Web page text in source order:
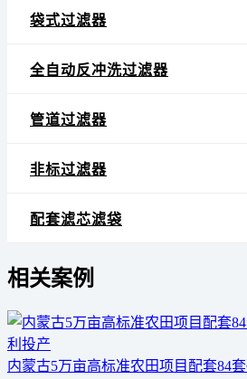
袋式过滤器
全自动反冲洗过滤器
管道过滤器
非标过滤器
配套滤芯滤袋
相关案例
内蒙古5万亩高标准农田项目配套84